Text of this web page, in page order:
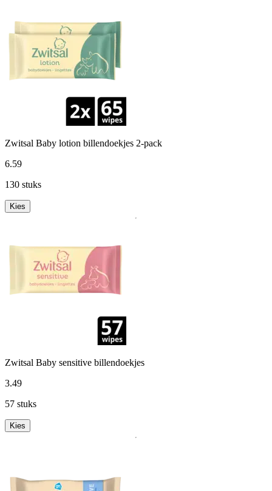
Zwitsal Baby lotion billendoekjes 2-pack
6.59
130 stuks
Kies
Zwitsal Baby sensitive billendoekjes
3.49
57 stuks
Kies